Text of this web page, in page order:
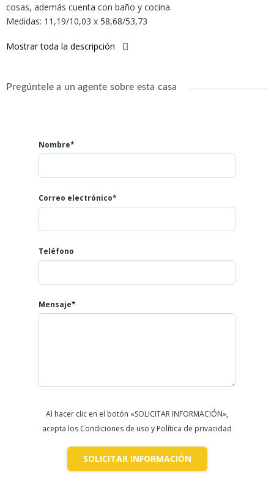
cosas, además cuenta con baño y cocina.
Medidas: 11,19/10,03 x 58,68/53,73
SC: 688,17 m2
Mostrar toda la descripción
Pregúntele a un agente sobre esta casa
Nombre*
Correo electrónico*
Teléfono
Mensaje*
Al hacer clic en el botón «SOLICITAR INFORMACIÓN»,
acepta los Condiciones de uso y Política de privacidad
SOLICITAR INFORMACIÓN